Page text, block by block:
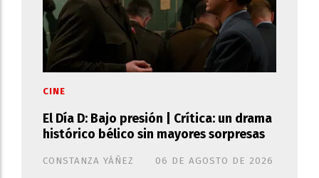
El Día D: Bajo presión | Crítica: un drama
histórico bélico sin mayores sorpresas
CONSTANZA YÁÑEZ
CINE
06 DE AGOSTO DE 2026